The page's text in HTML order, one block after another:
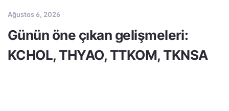
Ağustos 6, 2026
Günün öne çıkan gelişmeleri:
KCHOL, THYAO, TTKOM, TKNSA